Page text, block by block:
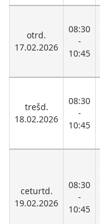
otrd.
17.02.2026
08:30
-
10:45
trešd.
18.02.2026
08:30
-
10:45
ceturtd.
19.02.2026
08:30
-
10:45